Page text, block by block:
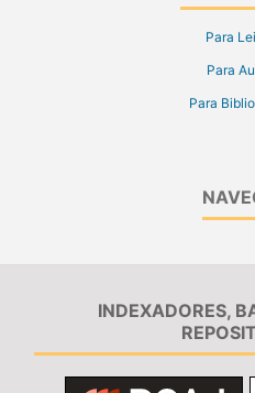
Para
Para
Para
INDEXADORES,